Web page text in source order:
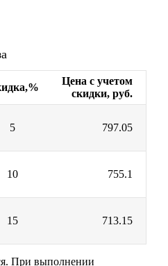
Цена с учетом
скидки, руб.
5 797.05
10 755.1
15 713.15
При выполнении